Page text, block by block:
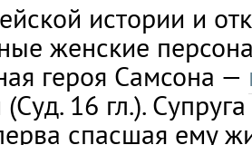
истории и
женские
героя Самсона —
16 гл.).
спасшая ему